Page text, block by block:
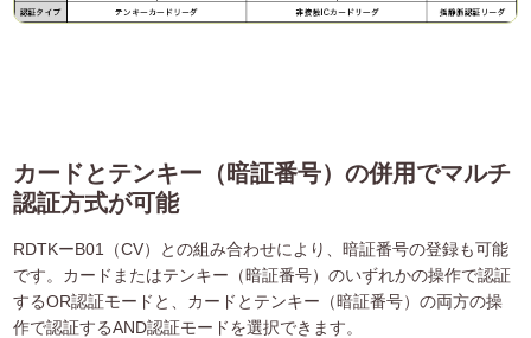
カードとテンキー（暗証番号）の併用でマルチ
認証方式が可能
RDTKーB01（CV）との組み合わせにより、暗証番号の登録も可能
です。カードまたはテンキー（暗証番号）のいずれかの操作で認証
するOR認証モードと、カードとテンキー（暗証番号）の両方の操
作で認証するAND認証モードを選択できます。